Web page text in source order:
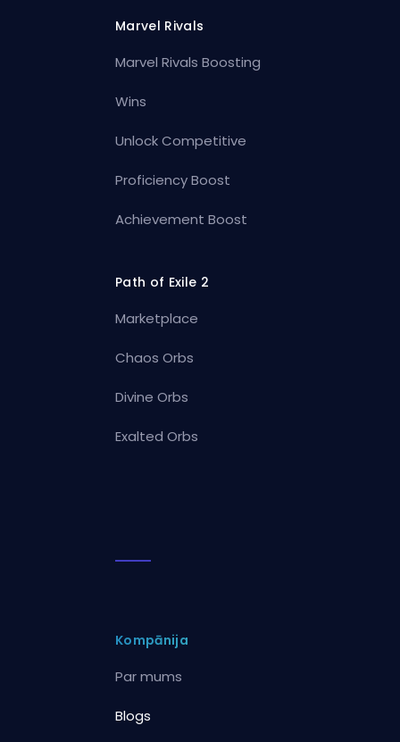
Marvel Rivals
Marvel Rivals Boosting
Wins
Unlock Competitive
Proficiency Boost
Achievement Boost
Path of Exile 2
Marketplace
Chaos Orbs
Divine Orbs
Exalted Orbs
Kompānija
Par mums
Blogs